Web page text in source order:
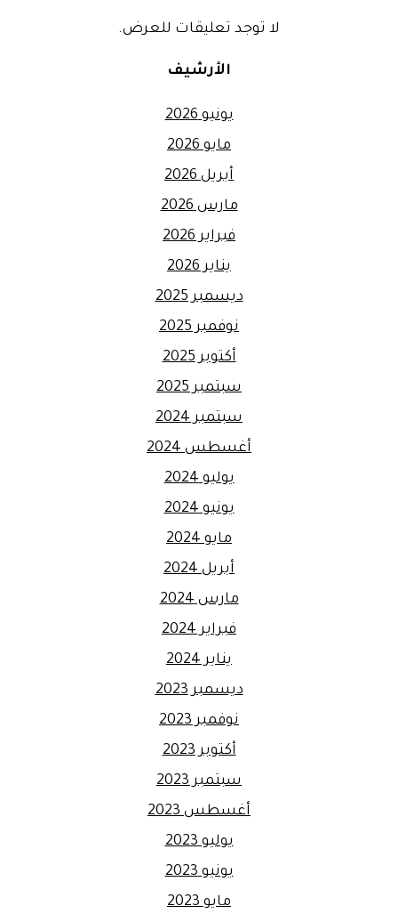
لا توجد تعليقات للعرض.
الأرشيف
يونيو 2026
مايو 2026
أبريل 2026
مارس 2026
فبراير 2026
يناير 2026
ديسمبر 2025
نوفمبر 2025
أكتوبر 2025
سبتمبر 2025
سبتمبر 2024
أغسطس 2024
يوليو 2024
يونيو 2024
مايو 2024
أبريل 2024
مارس 2024
فبراير 2024
يناير 2024
ديسمبر 2023
نوفمبر 2023
أكتوبر 2023
سبتمبر 2023
أغسطس 2023
يوليو 2023
يونيو 2023
مايو 2023